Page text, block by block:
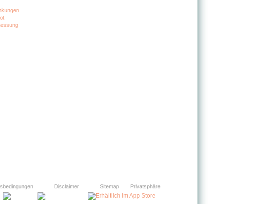
Disclaimer Sitemap Privatsphäre